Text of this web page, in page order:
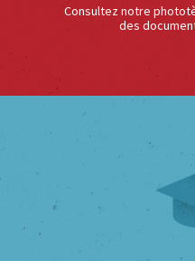
Consultez notre
des